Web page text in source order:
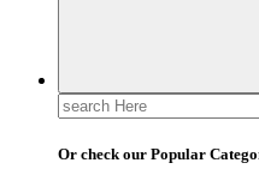
Search
for:
Or check our Popular